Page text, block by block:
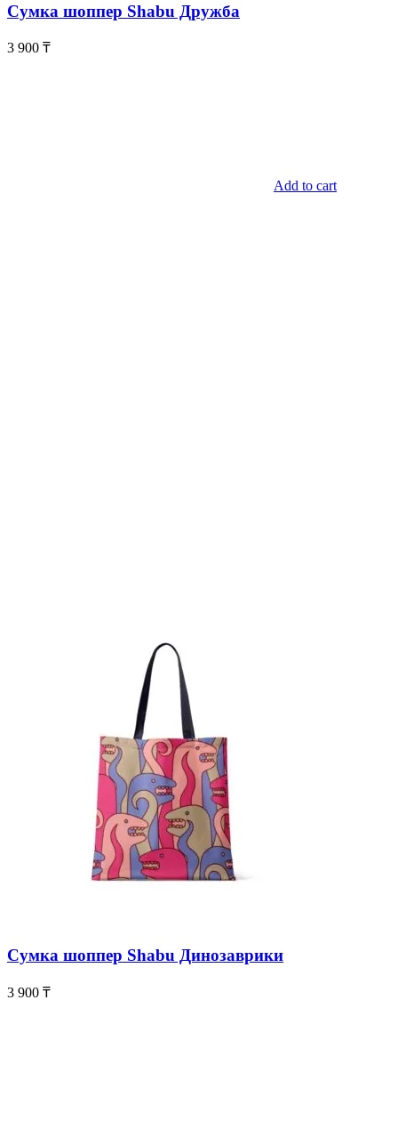
Сумка шоппер Shabu Дружба
3 900 ₸
Add to cart
Сумка шоппер Shabu Динозаврики
3 900 ₸